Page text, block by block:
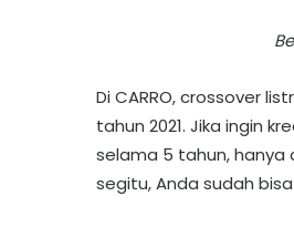
Di CARRO, crossover
tahun 2021. Jika ingin
selama 5 tahun, hanya
segitu, Anda sudah